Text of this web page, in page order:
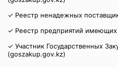
✓ Реестр ненадежных
✓ Реестр предприятий имеющих
✓ Участник Государственных
(goszakup.gov.kz)